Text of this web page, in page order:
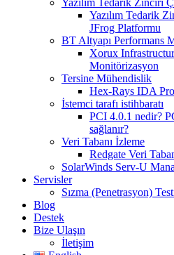
Yazılım Tedarik Zinciri
Yazılım Tedarik
JFrog Platformu
BT Altyapı Performans
Xorux
Monitörizasyon
Tersine Mühendislik
Hex-Rays IDA
İstemci tarafı istihbaratı
PCI 4.0.1 nedir?
sağlanır?
Veri Tabanı İzleme
Redgate Veri
SolarWinds Serv-U
Servisler
Sızma (Penetrasyon)
Blog
Destek
Bize Ulaşın
İletişim